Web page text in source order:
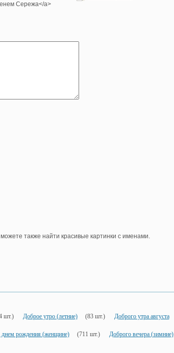
Сережа</a>
также найти красивые картинки с именами.
шт.) Доброе утро (летние) (83 шт.) Доброго утра августа
рождения (женщине) (711 шт.) Доброго вечера (зимние)